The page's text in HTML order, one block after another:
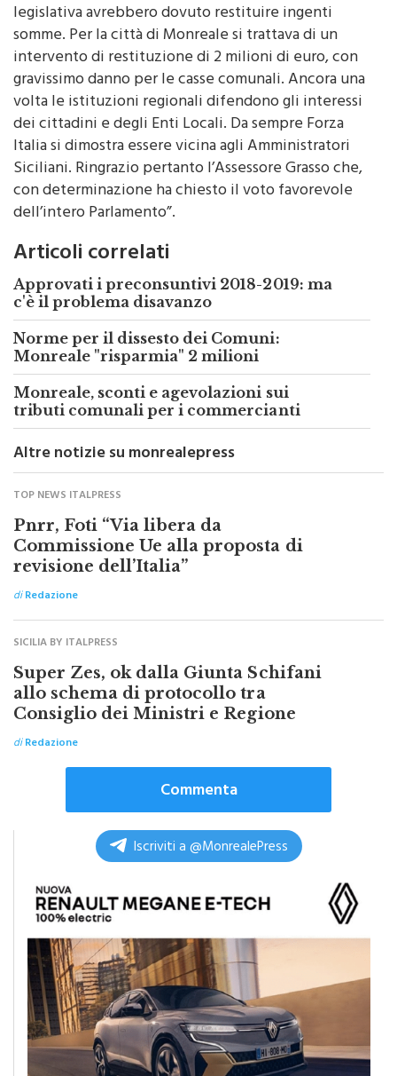
dissesto che, in mancanza di una previsione
legislativa avrebbero dovuto restituire ingenti
somme. Per la città di Monreale si trattava di un
intervento di restituzione di 2 milioni di euro, con
gravissimo danno per le casse comunali. Ancora una
volta le istituzioni regionali difendono gli interessi
dei cittadini e degli Enti Locali. Da sempre Forza
Italia si dimostra essere vicina agli Amministratori
Siciliani. Ringrazio pertanto l’Assessore Grasso che,
con determinazione ha chiesto il voto favorevole
dell’intero Parlamento”.
Articoli correlati
Approvati i preconsuntivi 2018-2019: ma
c'è il problema disavanzo
Norme per il dissesto dei Comuni:
Monreale "risparmia" 2 milioni
Monreale, sconti e agevolazioni sui
tributi comunali per i commercianti
Altre notizie su monrealepress
TOP NEWS ITALPRESS
Pnrr, Foti “Via libera da
Commissione Ue alla proposta di
revisione dell’Italia”
diRedazione
SICILIA BY ITALPRESS
Super Zes, ok dalla Giunta Schifani
allo schema di protocollo tra
Consiglio dei Ministri e Regione
Redazione
Commenta